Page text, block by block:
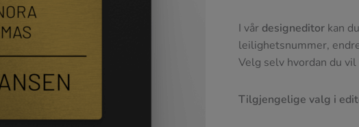
I vår designeditor kan
leilighetsnummer,
Velg selv hvordan du
Tilgjengelige valg i